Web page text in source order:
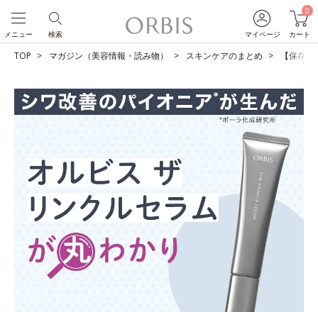
マイページ
0
カート
検索
メニュー
TOP マガジン（美容情報・読み物） スキンケアのまとめ 【保存